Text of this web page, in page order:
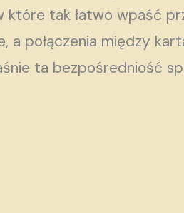
które tak łatwo wpaść
a połączenia między
ta bezpośredniość